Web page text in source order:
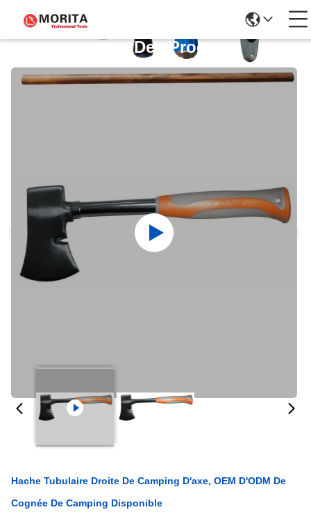
Détails Des Produits
Hache Tubulaire Droite De Camping D'axe, OEM D'ODM De
Cognée De Camping Disponible